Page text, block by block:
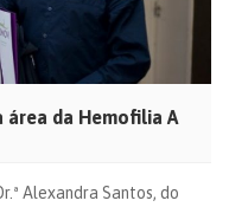
da Hemofilia A
Alexandra Santos, do